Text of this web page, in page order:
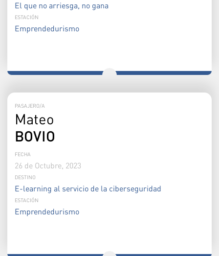
El que no arriesga, no gana
ESTACIÓN
Emprendedurismo
PASAJERO/A
Mateo
BOVIO
FECHA
26 de Octubre, 2023
DESTINO
E-learning al servicio de la ciberseguridad
ESTACIÓN
Emprendedurismo